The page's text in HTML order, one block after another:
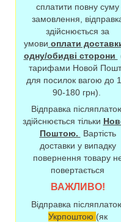
сплатити повну суму
замовлення,
здійснюється за
умови оплати
одну/обидві сторони
тарифами Новой
для посилок вагою до
90-180 грн).
Відправка
здійснюється тільки
Поштою.
Вартість
доставки у випадку
повернення товару
повертається
ВАЖЛИВО!
Відправка
Укрпоштою (як